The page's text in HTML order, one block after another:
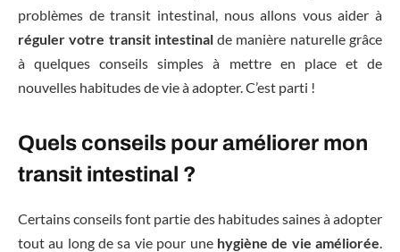
problèmes de transit intestinal, nous allons vous aider à
réguler votre transit intestinalde manière naturelle grâce
à quelques conseils simples à mettre en place et de
nouvelles habitudes de vie à adopter. C’est parti !
Quels conseils pour améliorer mon
transit intestinal ?
Certains conseils font partie des habitudes saines à adopter
tout au long de sa vie pour une hygiène de vie améliorée.